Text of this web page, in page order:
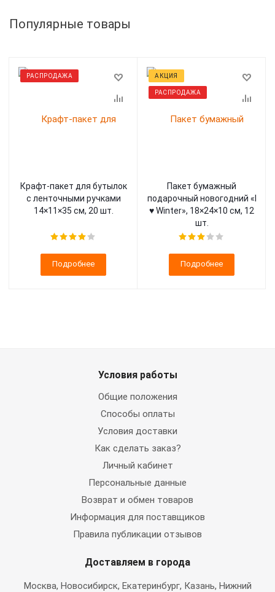
Популярные товары
РАСПРОДАЖА
Крафт-пакет для бутылок
с ленточными ручками
14×11×35 см, 20 шт.
Подробнее
АКЦИЯ
РАСПРОДАЖА
Пакет бумажный
подарочный новогодний «I
♥ Winter», 18×24×10 см, 12
шт.
Подробнее
Условия работы
Общие положения
Способы оплаты
Условия доставки
Как сделать заказ?
Личный кабинет
Персональные данные
Возврат и обмен товаров
Информация для поставщиков
Правила публикации отзывов
Доставляем в города
Москва, Новосибирск, Екатеринбург, Казань, Нижний